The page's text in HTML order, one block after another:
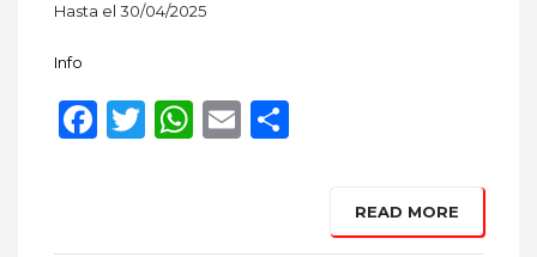
Hasta el 30/04/2025
Info
Facebook
Twitter
WhatsApp
Email
READ MORE